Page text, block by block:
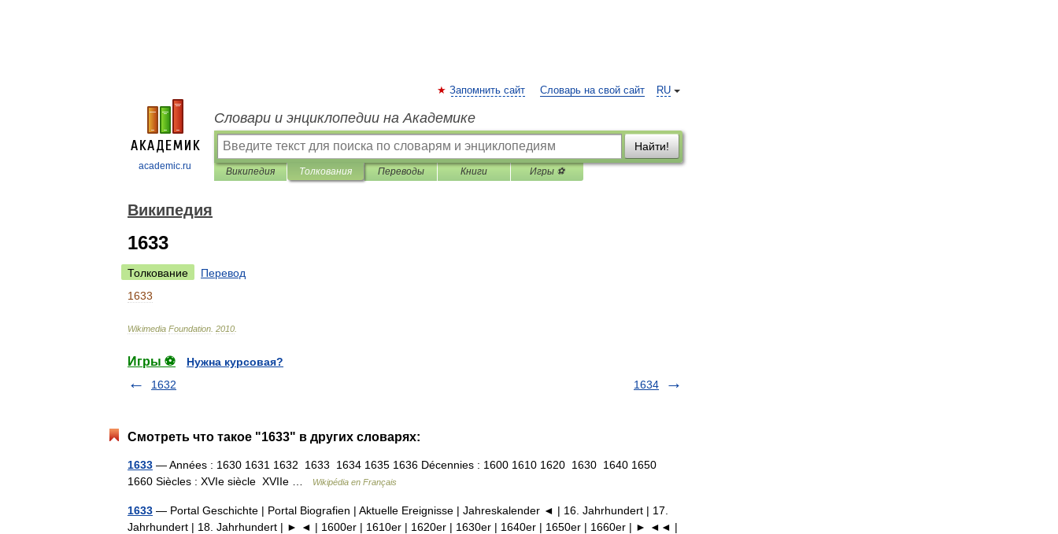
academic.ru
RU
Запомнить сайт Словарь на свой сайт
Словари и энциклопедии на Академике
Найти!
Википедия Толкования Переводы Книги Игры ⚽
Википедия
1633
Толкование
Перевод
1633
Wikimedia Foundation 2010
Игры ⚽
Нужна курсовая?
1632
1634
Смотреть что такое "1633" в других словарях:
1633 — Années : 1630 1631 1632 1633 1634 1635 1636 Décennies : 1600 1610 1620 1630 1640 1650
1660 Siècles : XVIe siècle XVIIe …
Wikipédia en Français
1633 — Portal Geschichte | Portal Biografien | Aktuelle Ereignisse | Jahreskalender ◄ | 16. Jahrhundert | 17.
Jahrhundert | 18. Jahrhundert | ► ◄ | 1600er | 1610er | 1620er | 1630er | 1640er | 1650er | 1660er | ► ◄◄ |